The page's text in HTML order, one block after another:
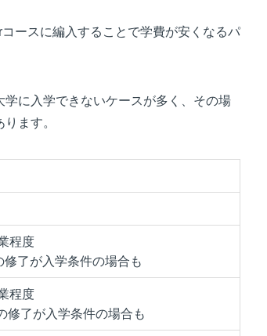
ースに編入することで学費が安くなるパ
に入学できないケースが多く、その場
ます。
程度
修了が入学条件の場合も
程度
修了が入学条件の場合も